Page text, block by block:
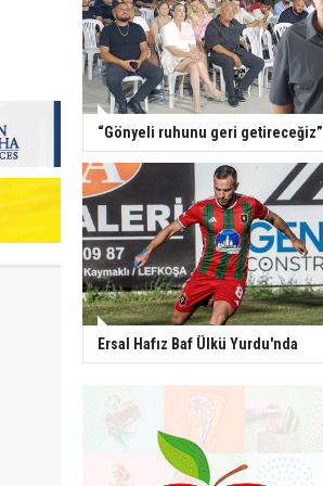
“Gönyeli ruhunu geri getireceğiz”
Ersal Hafız Baf Ülkü Yurdu'nda